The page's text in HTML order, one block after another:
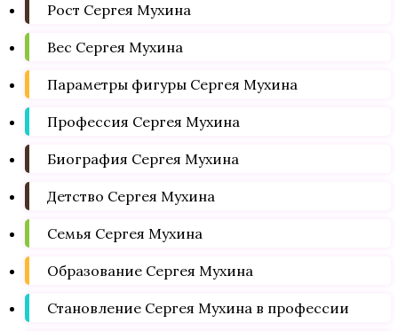
Рост Сергея Мухина
Вес Сергея Мухина
Параметры фигуры Сергея Мухина
Профессия Сергея Мухина
Биография Сергея Мухина
Детство Сергея Мухина
Семья Сергея Мухина
Образование Сергея Мухина
Становление Сергея Мухина в профессии